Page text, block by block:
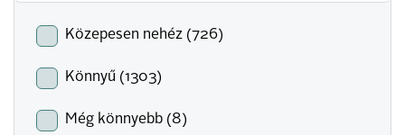
Közepesen nehéz (726)
Könnyű (1303)
Még könnyebb (8)